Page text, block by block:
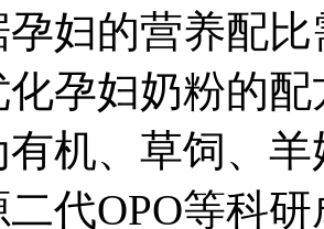
妇的营养配
孕妇奶粉的
机、草饲、
代OPO等科